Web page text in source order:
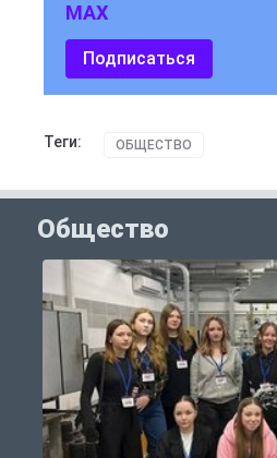
MAX
Подписаться
Теги: ОБЩЕСТВО
Общество